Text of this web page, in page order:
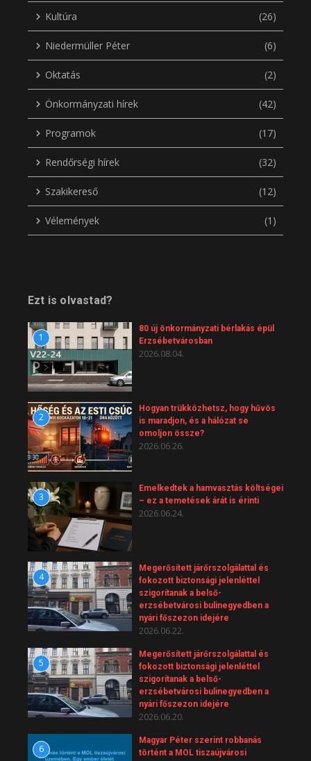
Kultúra (26)
Niedermüller Péter (6)
Oktatás (2)
Önkormányzati hírek (42)
Programok (17)
Rendőrségi hírek (32)
Szakikereső (12)
Vélemények (1)
Ezt is olvastad?
1
80 új önkormányzati bérlakás épül
Erzsébetvárosban
2026.08.04.
2
Hogyan trükközhetsz, hogy hűvös
is maradjon, és a hálózat se
omoljon össze?
2026.06.26.
3
Emelkedtek a hamvasztás költségei
– ez a temetések árát is érinti
2026.06.24.
4
Megerősített járőrszolgálattal és
fokozott biztonsági jelenléttel
szigorítanak a belső-
erzsébetvárosi bulinegyedben a
nyári főszezon idejére
2026.06.22.
5
Megerősített járőrszolgálattal és
fokozott biztonsági jelenléttel
szigorítanak a belső-
erzsébetvárosi bulinegyedben a
nyári főszezon idejére
2026.06.20.
6
Magyar Péter szerint robbanás
történt a MOL tiszaújvárosi